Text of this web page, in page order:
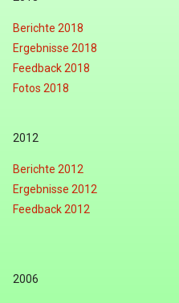
Berichte 2018
Ergebnisse 2018
Feedback 2018
Fotos 2018
2012
Berichte 2012
Ergebnisse 2012
Feedback 2012
2006